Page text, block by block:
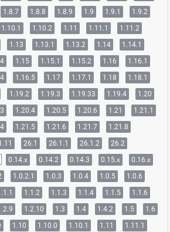
1.8.7 1.8.8 1.8.9 1.9 1.9.1
1.9.2
1.10.1 1.10.2 1.11 1.11.1
1.11.2
1.13 1.13.1 1.13.2 1.14
1.14.1
1.15 1.15.1 1.15.2 1.16
1.16.1
1.16.5 1.17 1.17.1 1.18
1.18.1
1.19.2 1.19.3 1.19.33 1.19.4
1.20
1.20.4 1.20.5 1.20.6 1.21
1.21.1
1.21.5 1.21.6 1.21.7
1.21.8
26.1 26.1.1 26.1.2 26.2
0.14.x 0.14.2 0.14.3 0.15.x
0.16.x
1.0.2.1 1.0.3 1.0.4 1.0.5
1.0.6
1.1.2 1.1.3 1.1.4 1.1.5
1.1.6
1.2.10 1.3 1.4 1.4.2 1.5
1.6
1.10 1.10.0 1.10.1 1.11
1.11.1